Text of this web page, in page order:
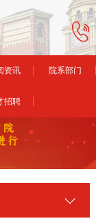
资讯 院系部门
招聘